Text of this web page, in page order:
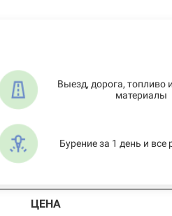
Выезд, дорога, топливо
материалы
Бурение за 1 день и все
ЦЕНА